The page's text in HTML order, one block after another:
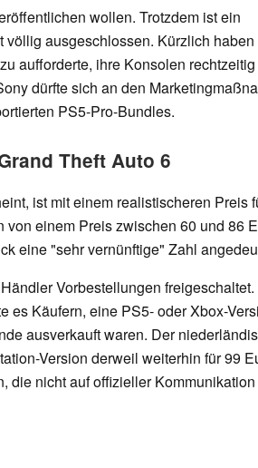
wollen. Trotzdem ist ein
ausgeschlossen. Kürzlich
aufforderte, ihre Konsolen
dürfte sich an den
PS5-Pro-Bundles.
Theft Auto 6
ist mit einem realistischeren Preis
einem Preis zwischen 60 und 86
eine "sehr vernünftige" Zahl
Vorbestellungen
es Käufern, eine PS5- oder Xbox-
ausverkauft waren. Der
Version derweil weiterhin für 99
die nicht auf offizieller